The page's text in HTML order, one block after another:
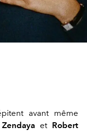
avant même
Zendayaet Robert